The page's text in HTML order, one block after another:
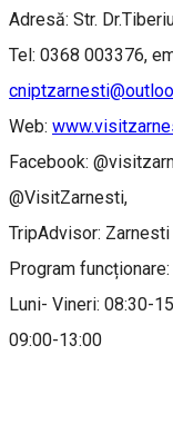
Adresă: Str.
Tel: 0368 003376,
Web:
Facebook:
@VisitZarnesti,
TripAdvisor:
Program funcționare:
Luni- Vineri: 08:30-
09:00-13:00